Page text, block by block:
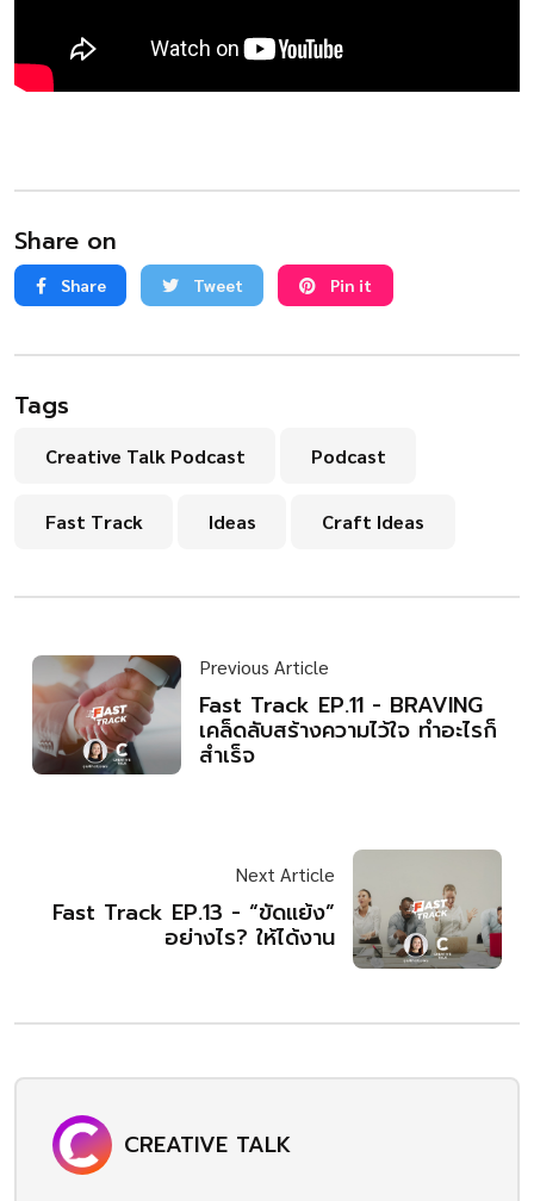
Share on
Share Tweet Pin it
Tags
Creative Talk Podcast Podcast
Fast Track Ideas Craft Ideas
Previous Article
Fast Track EP.11 - BRAVING
เคล็ดลับสร้างความไว้ใจ ทำอะไรก็
สำเร็จ
Next Article
Fast Track EP.13 - “ขัดแย้ง”
อย่างไร? ให้ได้งาน
CREATIVE TALK